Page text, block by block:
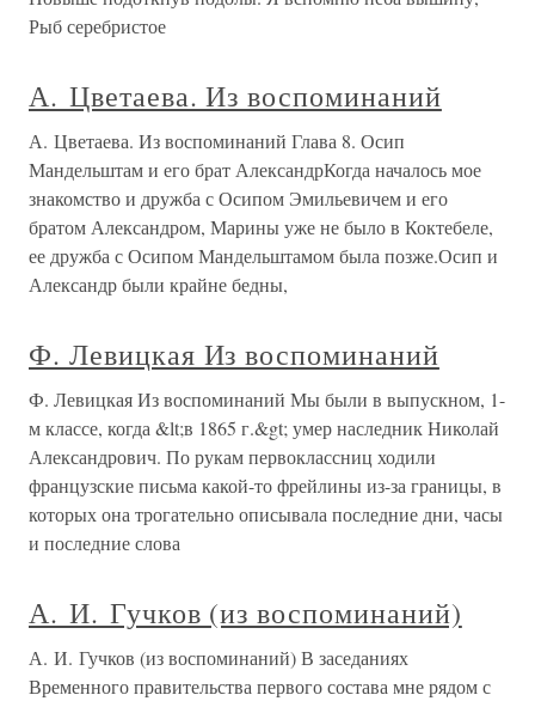
Рыб серебристое
А. Цветаева. Из воспоминаний
А. Цветаева. Из воспоминаний Глава 8. Осип
Мандельштам и его брат АлександрКогда началось мое
знакомство и дружба с Осипом Эмильевичем и его
братом Александром, Марины уже не было в Коктебеле,
ее дружба с Осипом Мандельштамом была позже.Осип и
Александр были крайне бедны,
Ф. Левицкая Из воспоминаний
Ф. Левицкая Из воспоминаний Мы были в выпускном, 1-
м классе, когда &lt;в 1865 г.&gt; умер наследник Николай
Александрович. По рукам первоклассниц ходили
французские письма какой-то фрейлины из-за границы, в
которых она трогательно описывала последние дни, часы
и последние слова
А. И. Гучков (из воспоминаний)
А. И. Гучков (из воспоминаний) В заседаниях
Временного правительства первого состава мне рядом с